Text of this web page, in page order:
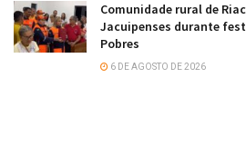
Comunidade rural de
Jacuipenses durante
Pobres
6 DE AGOSTO DE 2026